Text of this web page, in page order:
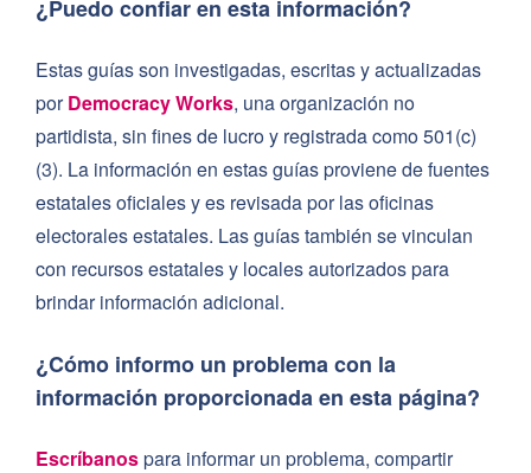
Resumen de Registro
Resumen de Votación
¿Cuáles son los plazos clave para las elecciones de
noviembre de 2026?
Acciones Principales de Registro
Acciones Principales de Votación
¿Puedo registrarme para votar en línea?
correo?
¿Puedo enviar los formularios de registro de votante
por correo?
¿Puedo confiar en esta información?
Estas guías son investigadas, escritas y actualizadas
porDemocracy Works, una organización no
partidista, sin fines de lucro y registrada como 501(c)
(3). La información en estas guías proviene de fuentes
estatales oficiales y es revisada por las oficinas
electorales estatales. Las guías también se vinculan
con recursos estatales y locales autorizados para
brindar información adicional.
¿Cómo informo un problema con la
información proporcionada en esta página?
Escríbanospara informar un problema, compartir